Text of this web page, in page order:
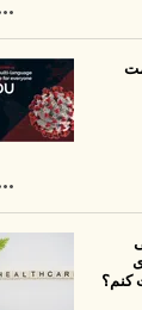
و سلامت
کنم؟